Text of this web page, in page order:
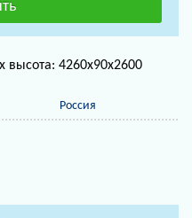
4260х90х2600
Россия